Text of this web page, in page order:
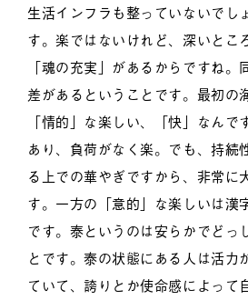
生活インフラも整っていないでし
す。楽ではないけれど、深いとこ
「魂の充実」があるからですね
差があるということです。最初の
「情的」な楽しい、「快」なん
あり、負荷がなく楽。でも、持続
る上での華やぎですから、非常に
す。一方の「意的」な楽しいは漢
です。泰というのは安らかでどっ
とです。泰の状態にある人は活力
ていて、誇りとか使命感によって